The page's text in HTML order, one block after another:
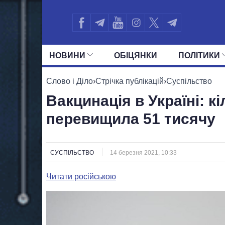
НОВИНИ ОБIЦЯНКИ ПОЛIТИКИ
УСІ ПОЛІТИКИ ПРЕЗИДЕНТ І ОФІС
Слово і Діло›Стрічка публікацій›Суспільство
Вакцинація в Україні:
перевищила 51 тисячу
СУСПІЛЬСТВО 14 березня 2021, 10:33
Читати російською